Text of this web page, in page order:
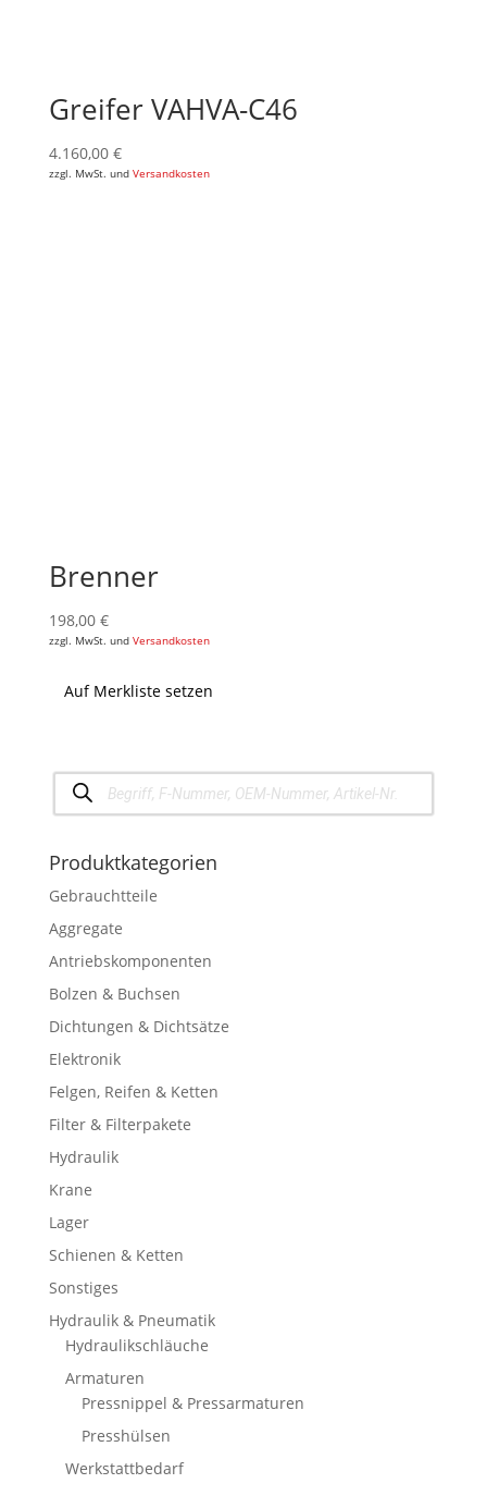
Greifer VAHVA-C46
4.160,00 €
zzgl. MwSt. und Versandkosten
Brenner
198,00 €
zzgl. MwSt. und Versandkosten
Auf Merkliste setzen
Products
search
Produktkategorien
Gebrauchtteile
Aggregate
Antriebskomponenten
Bolzen & Buchsen
Dichtungen & Dichtsätze
Elektronik
Felgen, Reifen & Ketten
Filter & Filterpakete
Hydraulik
Krane
Lager
Schienen & Ketten
Sonstiges
Hydraulik & Pneumatik
Hydraulikschläuche
Armaturen
Pressnippel & Pressarmaturen
Presshülsen
Werkstattbedarf